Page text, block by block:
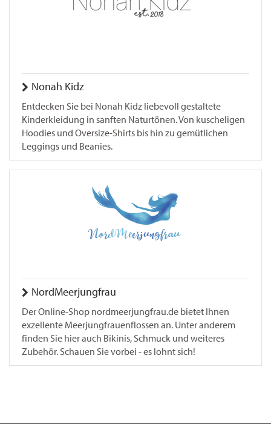
Nonah Kidz
Entdecken Sie bei Nonah Kidz liebevoll gestaltete
Kinderkleidung in sanften Naturtönen. Von kuscheligen
Hoodies und Oversize-Shirts bis hin zu gemütlichen
Leggings und Beanies.
NordMeerjungfrau
Der Online-Shop nordmeerjungfrau.de bietet Ihnen
exzellente Meerjungfrauenflossen an. Unter anderem
finden Sie hier auch Bikinis, Schmuck und weiteres
Zubehör. Schauen Sie vorbei - es lohnt sich!